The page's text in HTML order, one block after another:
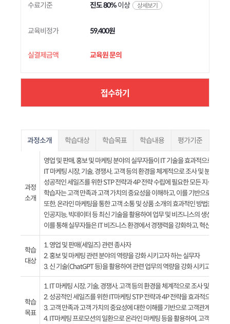
수료기준 진도 80%이상 상세보기
교육비정가 59,400원
실결제금액 교육원 문의
접수하기
과정소개 학습대상 학습목표 학습내용 평가기준
과정
소개
영업 및 판매, 홍보 및 마케팅 분야의 실무자들이 IT 기술을 효과적으로 활용
IT 마케팅 시장, 기술, 경쟁사, 고객 등의 환경을 체계적으로 조사 및 분석하는
성공적인 세일즈를 위한 STP 전략과 4P 전략 수립에 필요한 모든 지식을 포
학습자는 고객 만족과 고객 가치의 중요성을 이해하고, 이를 기반으로 한 고
또한, 온라인 마케팅을 통한 고객 소통 및 상품 소개의 효과적인 방법을 학습
인공지능, 빅데이터 등 최신 기술을 활용하여 업무 및 비즈니스의 생산성을
이를 통해 실무자들은 IT 비즈니스 환경에서 경쟁력을 강화하고, 혁신적인
학습
대상
1. 영업 및 판매(세일즈) 관련 종사자
2. 홍보 및 마케팅 관련 분야의 역량을 강화 시키고자 하는 실무자
3. 신 기술(ChatGPT 등)을 활용하여 관련 업무의 역량을 강화 시키고자 하는
학습
목표
1. IT 마케팅 시장, 기술, 경쟁사, 고객 등의 환경을 체계적으로 조사 및 분석할
2. 성공적인 세일즈를 위한 IT마케팅 STP 전략과 4P 전략을 효과적으로 수립
3. 고객 만족과 고객 가치의 중요성에 대한 이해를 기반으로 고객관계관리
4. IT마케팅 프로모션의 일환으로 온라인 마케팅 등을 활용하여, 고객 소통